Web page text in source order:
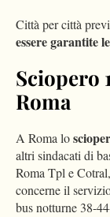
Città per città
essere garantite
Sciopero
Roma
A Roma lo
altri sindacati di
Roma Tpl e
concerne il
bus notturne 38-